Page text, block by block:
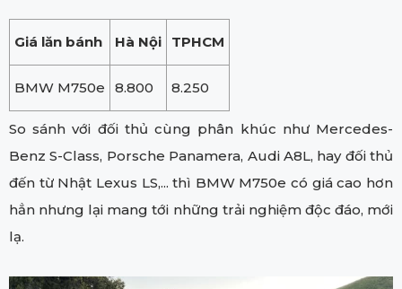
Giá lăn bánh Hà Nội TPHCM
BMW M750e 8.800 8.250
So sánh với đối thủ cùng phân khúc như Mercedes-
Benz S-Class, Porsche Panamera, Audi A8L, hay đối thủ
đến từ Nhật Lexus LS,... thì BMW M750e có giá cao hơn
hẳn nhưng lại mang tới những trải nghiệm độc đáo, mới
lạ.